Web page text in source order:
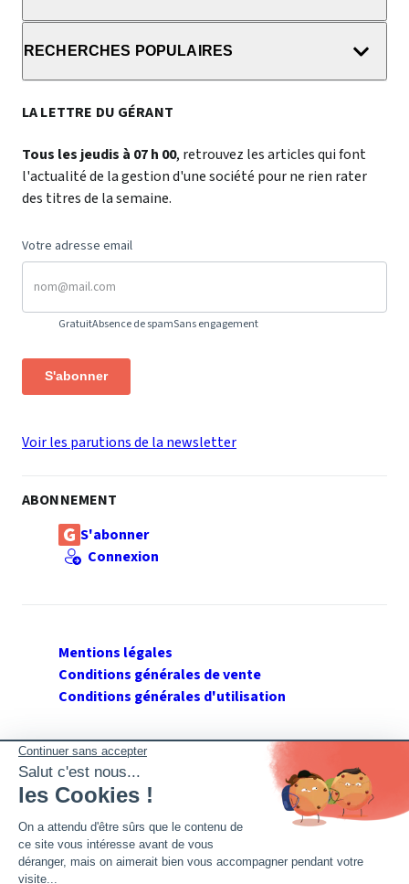
RECHERCHES POPULAIRES
LA LETTRE DU GÉRANT
Tous les jeudis à 07 h 00, retrouvez les articles qui font
l'actualité de la gestion d'une société pour ne rien rater
des titres de la semaine.
Votre adresse email
GratuitAbsence de spamSans engagement
S'abonner
Voir les parutions de la newsletter
ABONNEMENT
S'abonner
Connexion
Mentions légales
Conditions générales de vente
Conditions générales d'utilisation
SUIVEZ GERANT DE SARL
Twitter